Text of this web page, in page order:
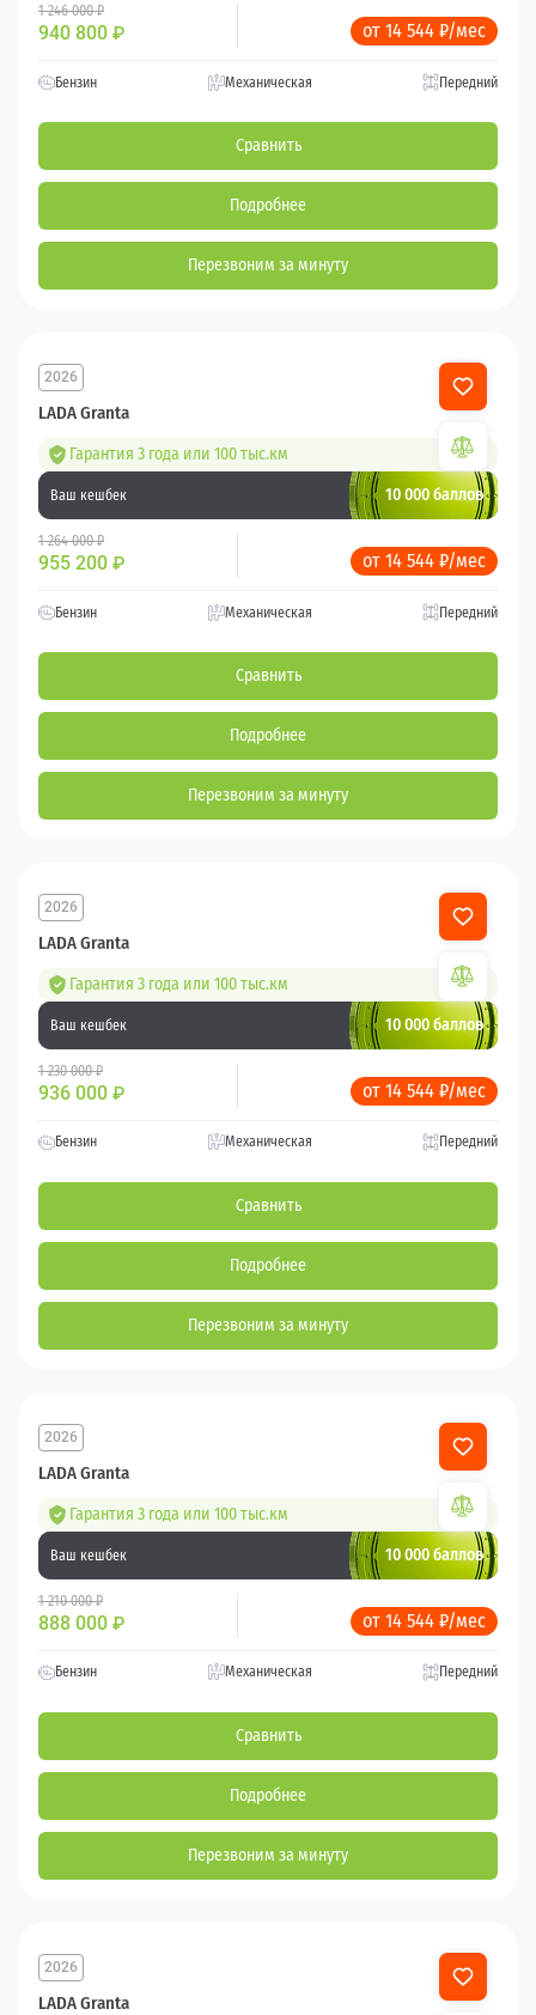
1 246 000 ₽
940 800 ₽ от 14 544 ₽/мес
Бензин Механическая Передний
Сравнить
Подробнее
Перезвоним за минуту
LADA Granta
2026
Гарантия 3 года или 100 тыс.км
Ваш кешбек 10 000 баллов
1 264 000 ₽
955 200 ₽ от 14 544 ₽/мес
Бензин Механическая Передний
Сравнить
Подробнее
Перезвоним за минуту
LADA Granta
2026
Гарантия 3 года или 100 тыс.км
Ваш кешбек 10 000 баллов
1 230 000 ₽
936 000 ₽ от 14 544 ₽/мес
Бензин Механическая Передний
Сравнить
Подробнее
Перезвоним за минуту
LADA Granta
2026
Гарантия 3 года или 100 тыс.км
Ваш кешбек 10 000 баллов
1 210 000 ₽
888 000 ₽ от 14 544 ₽/мес
Бензин Механическая Передний
Сравнить
Подробнее
Перезвоним за минуту
LADA Granta
2026